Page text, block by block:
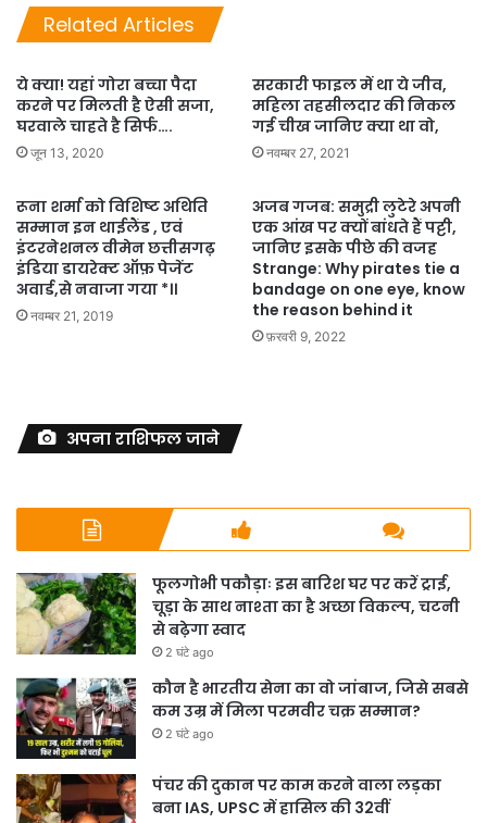
Related Articles
ये क्या! यहां गोरा बच्चा पैदा
करने पर मिलती है ऐसी सजा,
घरवाले चाहते है सिर्फ….
जून 13, 2020
सरकारी फाइल में था ये जीव,
मह‍िला तहसीलदार की न‍िकल
गई चीख जानिए क्या था वो,
नवम्बर 27, 2021
रूना शर्मा को विशिष्ट अथिति
सम्मान इन थाईलैंड , एवं
इंटरनेशनल वीमेन छत्तीसगढ़
इंडिया डायरेक्ट ऑफ़ पेजेंट
अवार्ड,से नवाजा गया *।।
नवम्बर 21, 2019
अजब गजब: समुद्री लुटेरे अपनी
एक आंख पर क्यों बांधते हैं पट्टी,
जानिए इसके पीछे की वजह
Strange: Why pirates tie a
bandage on one eye, know
the reason behind it
फ़रवरी 9, 2022
अपना राशिफल जाने
फूलगोभी पकौड़ाः इस बारिश घर पर करें ट्राई,
चूड़ा के साथ नाश्ता का है अच्छा विकल्प, चटनी
से बढ़ेगा स्वाद
2 घंटे ago
कौन है भारतीय सेना का वो जांबाज, जिसे सबसे
कम उम्र में मिला परमवीर चक्र सम्मान?
2 घंटे ago
पंचर की दुकान पर काम करने वाला लड़का
बना IAS, UPSC में हासिल की 32वीं